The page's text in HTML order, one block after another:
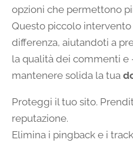
opzioni che permettono
Questo piccolo
differenza, aiutandoti a
la qualità dei commenti e
mantenere solida la tua
Proteggi il tuo sito.
reputazione.
Elimina i pingback e i